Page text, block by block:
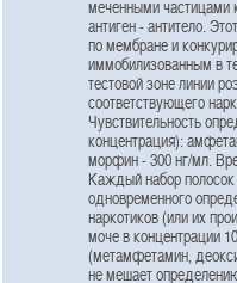
меченными частицами
антиген - антитело.
по мембране и
иммобилизованным в
тестовой зоне линии
соответствующего
Чувствительность
концентрация):
морфин - 300 нг/мл.
Каждый набор
одновременного
наркотиков (или их
моче в концентрации
(метамфетамин,
не мешает